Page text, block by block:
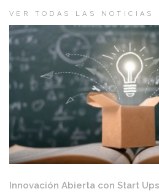
VER TODAS LAS NOTICIAS
Innovación Abierta con Start